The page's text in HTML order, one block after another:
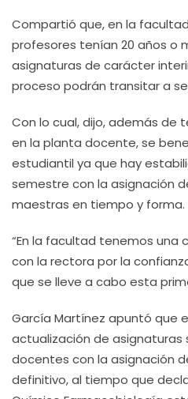
Compartió que, en la
profesores tenían 20 años o
asignaturas de carácter
proceso podrán transitar a
Con lo cual, dijo, además de
en la planta docente, se
estudiantil ya que hay
semestre con la asignación
maestras en tiempo y forma.
“En la facultad tenemos una
con la rectora por la
que se lleve a cabo esta
García Martínez apuntó que
actualización de asignaturas
docentes con la asignación
definitivo, al tiempo que